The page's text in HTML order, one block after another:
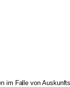
im Falle von